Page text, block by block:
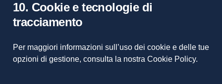
10. Cookie e tecnologie di
tracciamento
Per maggiori informazioni sull’uso dei cookie e delle tue
opzioni di gestione, consulta la nostra Cookie Policy.